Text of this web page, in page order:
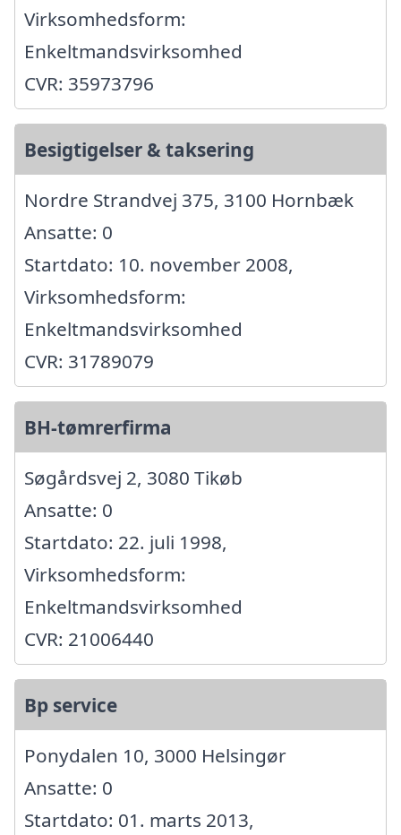
Virksomhedsform:
Enkeltmandsvirksomhed
CVR: 35973796
Besigtigelser & taksering
Nordre Strandvej 375, 3100 Hornbæk
Ansatte: 0
Startdato: 10. november 2008,
Virksomhedsform:
Enkeltmandsvirksomhed
CVR: 31789079
BH-tømrerfirma
Søgårdsvej 2, 3080 Tikøb
Ansatte: 0
Startdato: 22. juli 1998,
Virksomhedsform:
Enkeltmandsvirksomhed
CVR: 21006440
Bp service
Ponydalen 10, 3000 Helsingør
Ansatte: 0
Startdato: 01. marts 2013,